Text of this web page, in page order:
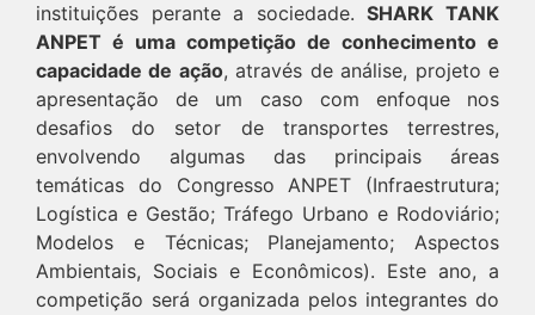
instituições perante a sociedade.SHARK TANK
ANPET é uma competição de conhecimento e
capacidade de ação, através de análise, projeto e
apresentação de um caso com enfoque nos
desafios do setor de transportes terrestres,
envolvendo algumas das principais áreas
temáticas do Congresso ANPET (Infraestrutura;
Logística e Gestão; Tráfego Urbano e Rodoviário;
Modelos e Técnicas; Planejamento; Aspectos
Ambientais, Sociais e Econômicos). Este ano, a
competição será organizada pelos integrantes do